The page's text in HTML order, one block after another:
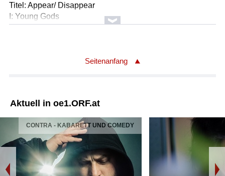
Titel: Appear/ Disappear
I: Young Gods
Label: Two Gentlemen Rec. TWOGTL 130-12.
Seitenanfang
Aktuell in oe1.ORF.at
CONTRA - KABARETT UND COMEDY